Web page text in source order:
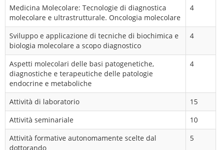
Medicina Molecolare: Tecnologie di diagnostica
molecolare e ultrastrutturale. Oncologia molecolare
4
Sviluppo e applicazione di tecniche di biochimica e
biologia molecolare a scopo diagnostico
4
Aspetti molecolari delle basi patogenetiche,
diagnostiche e terapeutiche delle patologie
endocrine e metaboliche
4
Attività di laboratorio
15
Attività seminariale
10
Attività formative autonomamente scelte dal
dottorando
5